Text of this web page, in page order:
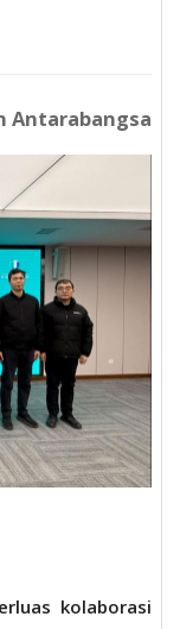
Antarabangsa
kolaborasi